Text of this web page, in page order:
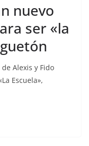
nuevo
ser «la
Alexis y Fido
Escuela»,